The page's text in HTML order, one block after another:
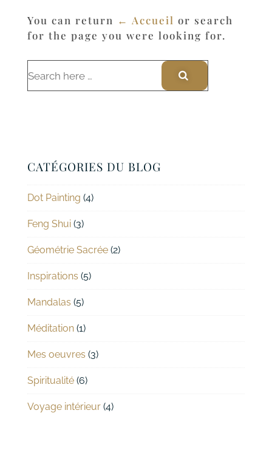
You can return ← Accueil or search
for the page you were looking for.
CATÉGORIES DU BLOG
Dot Painting (4)
Feng Shui (3)
Géométrie Sacrée (2)
Inspirations (5)
Mandalas (5)
Méditation (1)
Mes oeuvres (3)
Spiritualité (6)
Voyage intérieur (4)